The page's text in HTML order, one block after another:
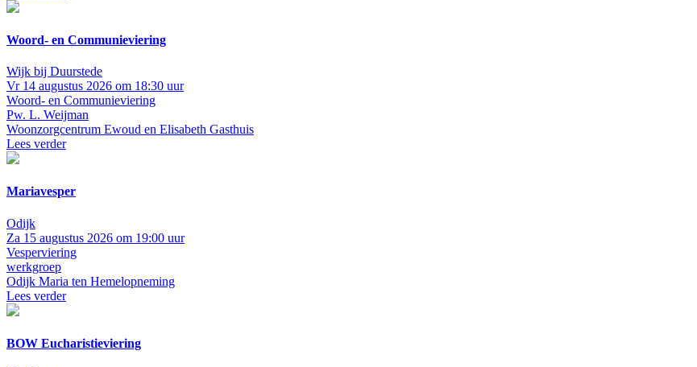
Woord- en Communieviering
Wijk bij Duurstede
Vr 14 augustus 2026 om 18:30 uur
Woord- en Communieviering
Pw. L. Weijman
Woonzorgcentrum Ewoud en Elisabeth Gasthuis
Lees verder
Mariavesper
Odijk
Za 15 augustus 2026 om 19:00 uur
Vesperviering
werkgroep
Odijk Maria ten Hemelopneming
Lees verder
BOW Eucharistieviering